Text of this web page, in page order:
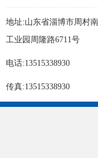
地址:山东省淄博市周村
工业园周隆路6711号
电话:13515338930
传真:13515338930